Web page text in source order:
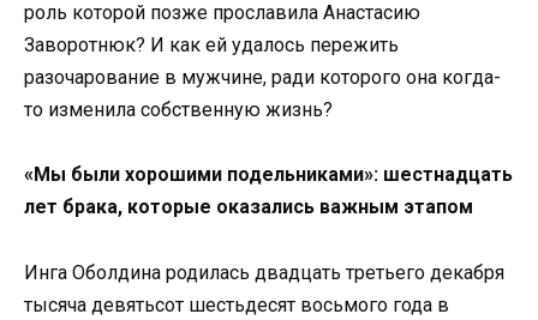
роль которой позже прославила Анастасию
Заворотнюк? И как ей удалось пережить
разочарование в мужчине, ради которого она когда-
то изменила собственную жизнь?
«Мы были хорошими подельниками»: шестнадцать
лет брака, которые оказались важным этапом
Инга Оболдина родилась двадцать третьего декабря
тысяча девятьсот шестьдесят восьмого года в